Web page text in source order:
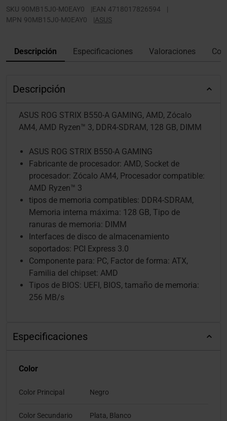
SKU 90MB15J0-M0EAY0 |EAN 4718017826594
|
MPN 90MB15J0-M0EAY0 |ASUS
Descripción Especificaciones Valoraciones
Descripción
ASUS ROG STRIX B550-A GAMING, AMD, Zócalo
AM4, AMD Ryzen™ 3, DDR4-SDRAM, 128 GB, DIMM
ASUS ROG STRIX B550-A GAMING
Fabricante de procesador: AMD, Socket de
procesador: Zócalo AM4, Procesador compatible:
AMD Ryzen™ 3
tipos de memoria compatibles: DDR4-SDRAM,
Memoria interna máxima: 128 GB, Tipo de
ranuras de memoria: DIMM
Interfaces de disco de almacenamiento
soportados: PCI Express 3.0
Componente para: PC, Factor de forma: ATX,
Familia del chipset: AMD
Tipos de BIOS: UEFI, BIOS, tamaño de memoria:
256 MB/s
Especificaciones
Color
Color Principal Negro
Color Secundario Plata, Blanco